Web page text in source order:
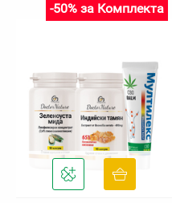
-50% за Комплекта